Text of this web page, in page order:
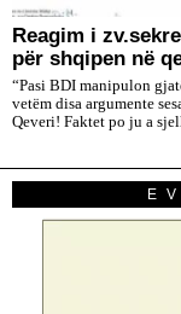
Reagim i
për shqipen në
“Pasi BDI manipulon
vetëm disa argumente
Qeveri! Faktet po ju a